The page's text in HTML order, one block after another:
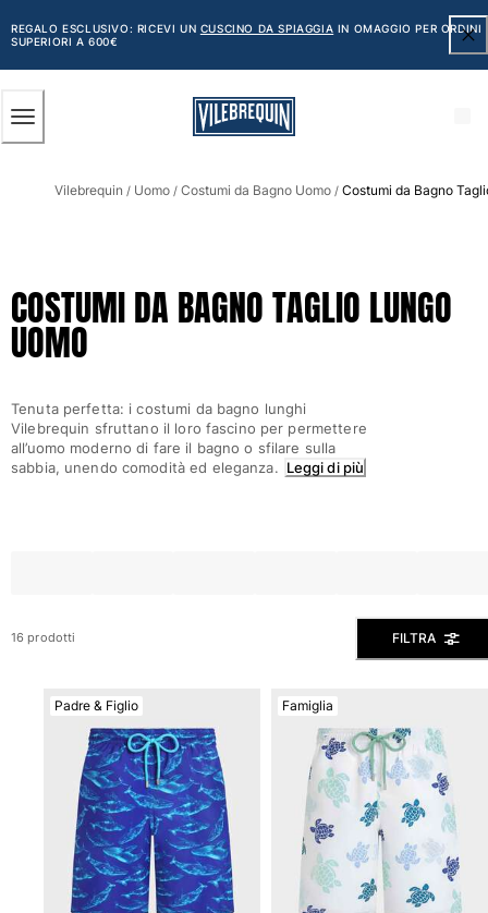
AL
CONTENUTO
PRINCIPALE
REGALO ESCLUSIVO: RICEVI UN CUSCINO DA SPIAGGIA IN OMAGGIO PER ORDINI
SUPERIORI A 600€
Vedi tutti i Uomo
Classico
Cintura piatta
Classico corto
Classico lungo
Bermuda
Pullover e Cardigan
Capispalla
Pantaloni
Maglieria
T-shirts
Modelli lounge
Vedi tutti i Abbigliamento
Vilebrequin / Uomo / Costumi da Bagno Uomo / Costumi da Bagno
COSTUMI DA BAGNO TAGLIO LUNGO
UOMO
Tenuta perfetta: i costumi da bagno lunghi
Vilebrequin sfruttano il loro fascino per permettere
all’uomo moderno di fare il bagno o sfilare sulla
sabbia, unendo comodità ed eleganza. Leggi di più
16 prodotti FILTRA
Padre & Figlio Famiglia